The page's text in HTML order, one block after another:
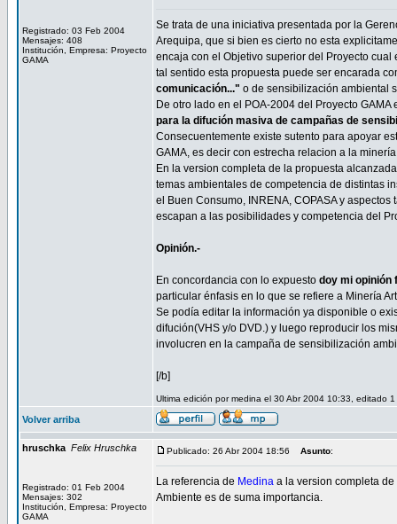
Registrado: 03 Feb 2004
Mensajes: 408
Institución, Empresa: Proyecto
GAMA
Se trata de una iniciativa presentada por la
Arequipa, que si bien es cierto no esta
encaja con el Objetivo superior del Proyecto cual
tal sentido esta propuesta puede ser encarada
comunicación..." o de sensibilización ambiental
De otro lado en el POA-2004 del Proyecto
para la difución masiva de campañas de
Consecuentemente existe sutento para apoyar
GAMA, es decir con estrecha relacion a la
En la version completa de la propuesta
temas ambientales de competencia de distintas
el Buen Consumo, INRENA, COPASA y
escapan a las posibilidades y competencia del
Opinión.-
En concordancia con lo expuesto doy mi opinión
particular énfasis en lo que se refiere a Minería
Se podía editar la información ya disponible o
difución(VHS y/o DVD.) y luego reproducir los
involucren en la campaña de sensibilización
[/b]
Ultima edición por medina el 30 Abr 2004 10:33, editado 1
Volver arriba
hruschka Felix Hruschka
Registrado: 01 Feb 2004
Mensajes: 302
Institución, Empresa: Proyecto
GAMA
Publicado: 26 Abr 2004 18:56 Asunto:
La referencia de Medina a la version completa
Ambiente es de suma importancia.